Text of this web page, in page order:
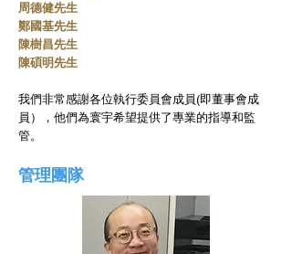
周德健先生
鄭國基先生
陳樹昌先生
陳碩明先生
我們非常感謝各位執行委員會成員(即董事會成
員），他們為寰宇希望提供了專業的指導和監
管。
管理團隊